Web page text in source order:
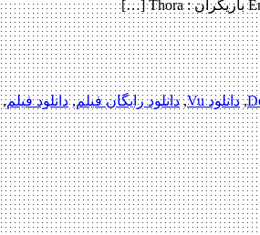
,دانلود Vu , دانلود رایگان فیلم,دانلود فیلم,